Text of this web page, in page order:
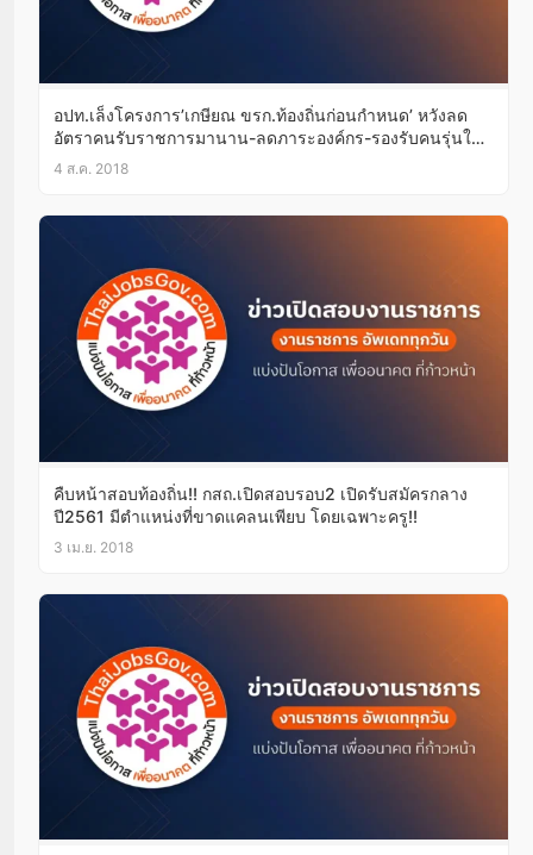
อปท.เล็งโครงการ’เกษียณ ขรก.ท้องถิ่นก่อนกำหนด’ หวังลด
อัตราคนรับราชการมานาน-ลดภาระองค์กร-รองรับคนรุ่นใหม่
มากขึ้น
4 ส.ค. 2018
คืบหน้าสอบท้องถิ่น!! กสถ.เปิดสอบรอบ2 เปิดรับสมัครกลาง
ปี2561 มีตำแหน่งที่ขาดแคลนเพียบ โดยเฉพาะครู!!
3 เม.ย. 2018